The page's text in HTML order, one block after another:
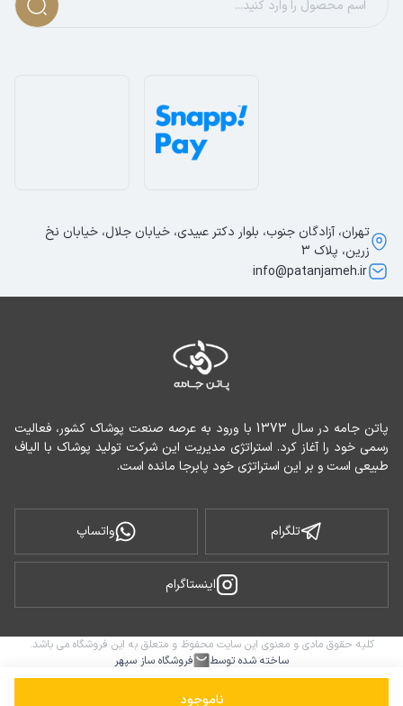
ناموجود
طبیعی است و بر این استراتژی خود پابرجا مانده است.
تلگرام واتساپ
اینستاگرام
تهران، آزادگان جنوب، بلوار دکتر عبیدی، خیابان جلال، خیابان نخ
زرین، پلاک 3
info@patanjameh.ir
کلیه حقوق مادی و معنوی این سایت محفوظ و متعلق به این فروشگاه می باشد.
ساخته شده توسط
فروشگاه ساز سپهر